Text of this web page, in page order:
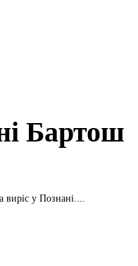
Бартош
у Познані....